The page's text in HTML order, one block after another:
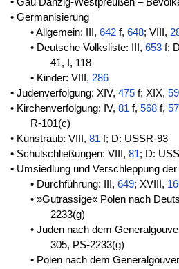
• Gau Danzig-Westpreußen –
• Germanisierung
• Allgemein: III, 642f, 648; VIII,
• Deutsche Volksliste: III, 653f;
41, I, 118
• Kinder: VIII, 286
• Judenverfolgung: XIV, 475f; XIX,
• Kirchenverfolgung: IV, 81f, 568f,
R-101(c)
• Kunstraub: VIII, 81f; D: USSR-93
• Schulschließungen: VIII, 81; D:
• Umsiedlung und Verschleppung
• Durchführung: III, 649; XVIII,
• »Gutrassige« Polen nach
2233(g)
• Juden nach dem
305, PS-2233(g)
• Polen nach dem